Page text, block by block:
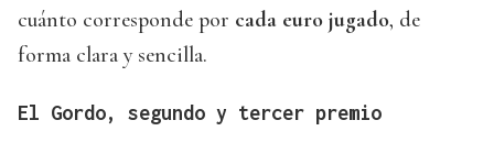
cuánto corresponde por cada euro jugado, de
forma clara y sencilla.
El Gordo, segundo y tercer premio